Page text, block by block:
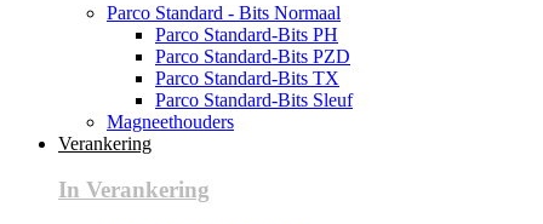
Parco Standard - Bits Normaal
Parco Standard-Bits PH
Parco Standard-Bits PZD
Parco Standard-Bits TX
Parco Standard-Bits Sleuf
Magneethouders
Verankering
In Verankering